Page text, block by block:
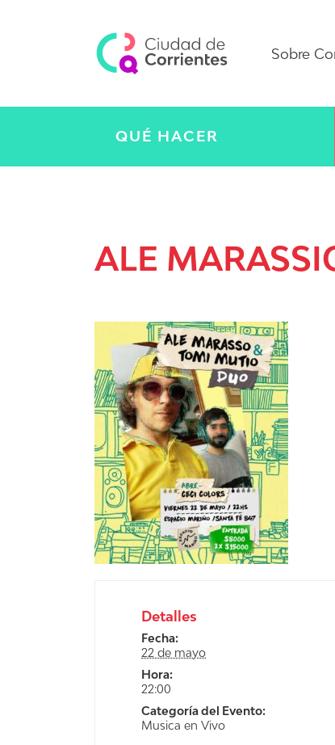
Sobre
QUÉ HACER
ALE
Detalles
Fecha:
22 de mayo
Hora:
22:00
Categoría del Evento:
Musica en Vivo